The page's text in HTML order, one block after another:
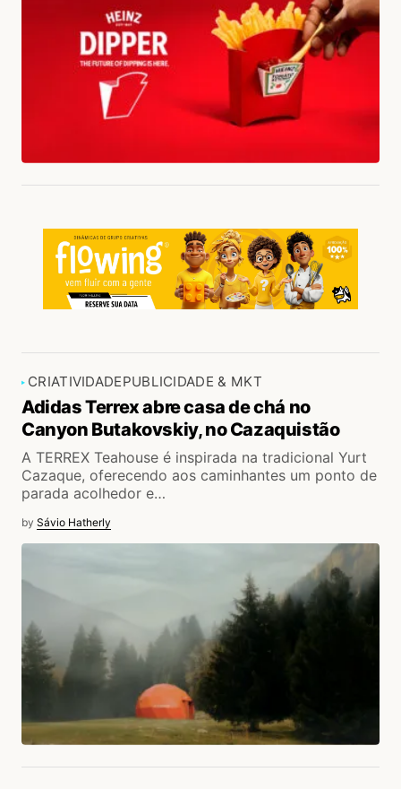
CRIATIVIDADEPUBLICIDADE & MKT
Adidas Terrex abre casa de chá no
Canyon Butakovskiy, no Cazaquistão
A TERREX Teahouse é inspirada na tradicional Yurt
Cazaque, oferecendo aos caminhantes um ponto de
parada acolhedor e…
by Sávio Hatherly